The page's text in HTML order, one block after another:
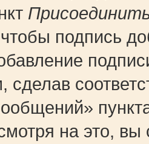
подпись
сделав
на это,